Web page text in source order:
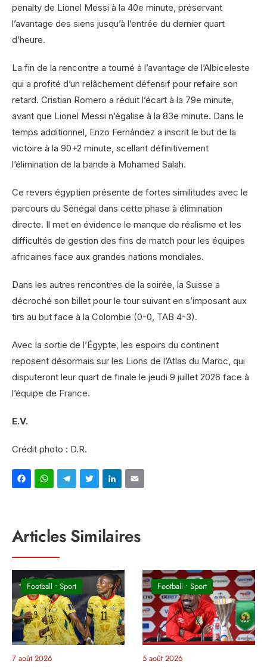
penalty de Lionel Messi à la 40e minute, préservant
l’avantage des siens jusqu’à l’entrée du dernier quart
d’heure.
La fin de la rencontre a tourné à l’avantage de l’Albiceleste
qui a profité d’un relâchement défensif pour refaire son
retard. Cristian Romero a réduit l’écart à la 79e minute,
avant que Lionel Messi n’égalise à la 83e minute. Dans le
temps additionnel, Enzo Fernández a inscrit le but de la
victoire à la 90+2 minute, scellant définitivement
l’élimination de la bande à Mohamed Salah.
Ce revers égyptien présente de fortes similitudes avec le
parcours du Sénégal dans cette phase à élimination
directe. Il met en évidence le manque de réalisme et les
difficultés de gestion des fins de match pour les équipes
africaines face aux grandes nations mondiales.
Dans les autres rencontres de la soirée, la Suisse a
décroché son billet pour le tour suivant en s’imposant aux
tirs au but face à la Colombie (0-0, TAB 4-3).
Avec la sortie de l’Égypte, les espoirs du continent
reposent désormais sur les Lions de l’Atlas du Maroc, qui
disputeront leur quart de finale le jeudi 9 juillet 2026 face à
l’équipe de France.
E.V.
Crédit photo : D.R.
Facebook
WhatsApp
Telegram
Twitter
LinkedIn
Articles Similaires
Football • Sport
7 août 2026
Football • Sport
5 août 2026